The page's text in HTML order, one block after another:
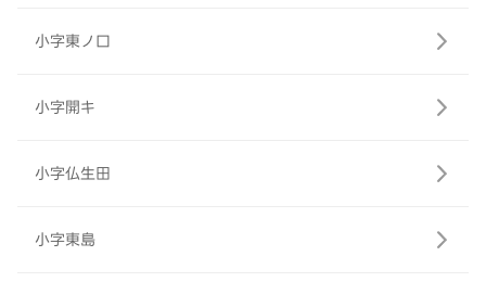
小字東ノ口
小字開キ
小字仏生田
小字東島